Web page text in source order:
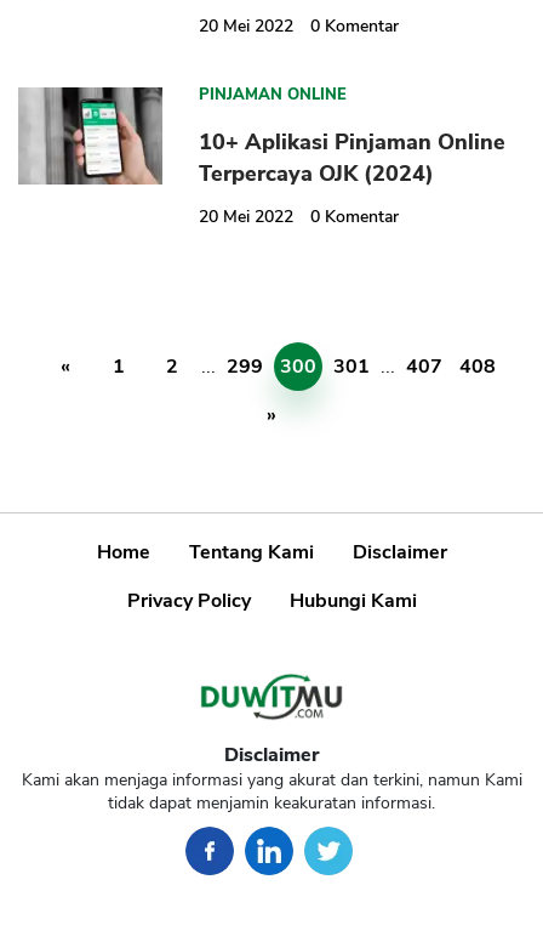
20 Mei 2022 0 Komentar
PINJAMAN ONLINE
10+ Aplikasi Pinjaman Online
Terpercaya OJK (2024)
20 Mei 2022 0 Komentar
« 1 2 ... 299 300 301 ... 407
408
»
Home Tentang Kami
Disclaimer
Privacy Policy
Hubungi Kami
Disclaimer
Kami akan menjaga informasi yang akurat dan terkini, namun Kami
tidak dapat menjamin keakuratan informasi.